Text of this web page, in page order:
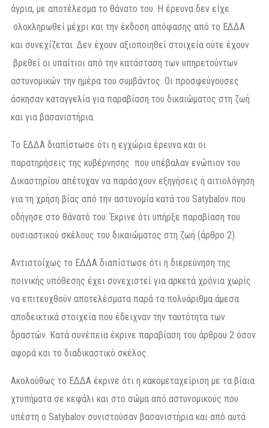
άγρια, με αποτέλεσμα το θάνατο του. Η έρευνα δεν είχε
ολοκληρωθεί μέχρι και την έκδοση απόφασης από το ΕΔΔΑ
και συνεχίζεται. Δεν έχουν αξιοποιηθεί στοιχεία ούτε έχουν
βρεθεί οι υπαίτιοι από την κατάσταση των υπηρετούντων
αστυνομικών την ημέρα του συμβάντος. Οι προσφεύγουσες
άσκησαν καταγγελία για παραβίαση του δικαιώματος στη ζωή
και για βασανιστήρια.
Το ΕΔΔΑ διαπίστωσε ότι η εγχώρια έρευνα και οι
παρατηρήσεις της κυβέρνησης που υπέβαλαν ενώπιον του
Δικαστηρίου απέτυχαν να παράσχουν εξηγήσεις ή αιτιολόγηση
για τη χρήση βίας από την αστυνομία κατά του Satybalov που
οδήγησε στο θάνατό του. Έκρινε ότι υπήρξε παραβίαση του
ουσιαστικού σκέλους του δικαιώματος στη ζωή (άρθρο 2).
Αντιστοίχως το ΕΔΔΑ διαπίστωσε ότι η διερεύνηση της
ποινικής υπόθεσης έχει συνεχιστεί για αρκετά χρόνια χωρίς
να επιτευχθούν αποτελέσματα παρά τα πολυάριθμα άμεσα
αποδεικτικά στοιχεία που έδειχναν την ταυτότητα των
δραστών. Κατά συνέπεια έκρινε παραβίαση του άρθρου 2 όσον
αφορά και το διαδικαστικό σκέλος.
Ακολούθως το ΕΔΔΑ έκρινε ότι η κακομεταχείριση με τα βίαια
χτυπήματα σε κεφάλι και στο σώμα από αστυνομικούς που
υπέστη ο Satybalov συνιστούσαν βασανιστήρια και από αυτά